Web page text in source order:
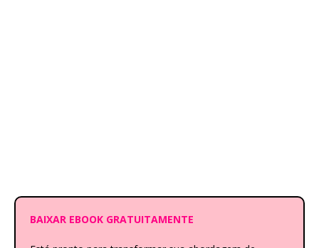
BAIXAR EBOOK GRATUITAMENTE